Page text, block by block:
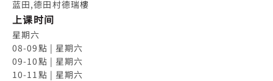
蓝田,德田村德瑞樓
上课时间
星期六
08-09點 | 星期六
09-10點 | 星期六
10-11點 | 星期六